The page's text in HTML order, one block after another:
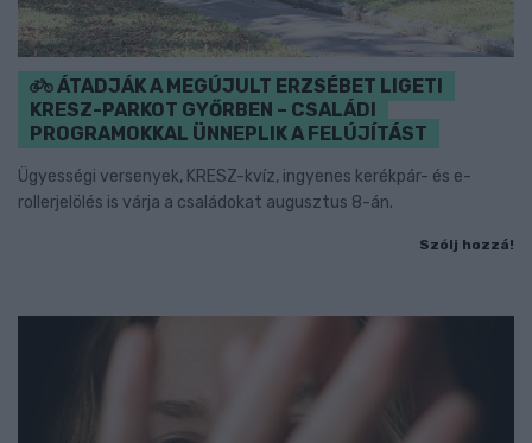
ÁTADJÁK A MEGÚJULT ERZSÉBET LIGETI
KRESZ-PARKOT GYŐRBEN – CSALÁDI
PROGRAMOKKAL ÜNNEPLIK A FELÚJÍTÁST
Ügyességi versenyek, KRESZ-kvíz, ingyenes kerékpár- és e-
rollerjelölés is várja a családokat augusztus 8-án.
Szólj hozzá!